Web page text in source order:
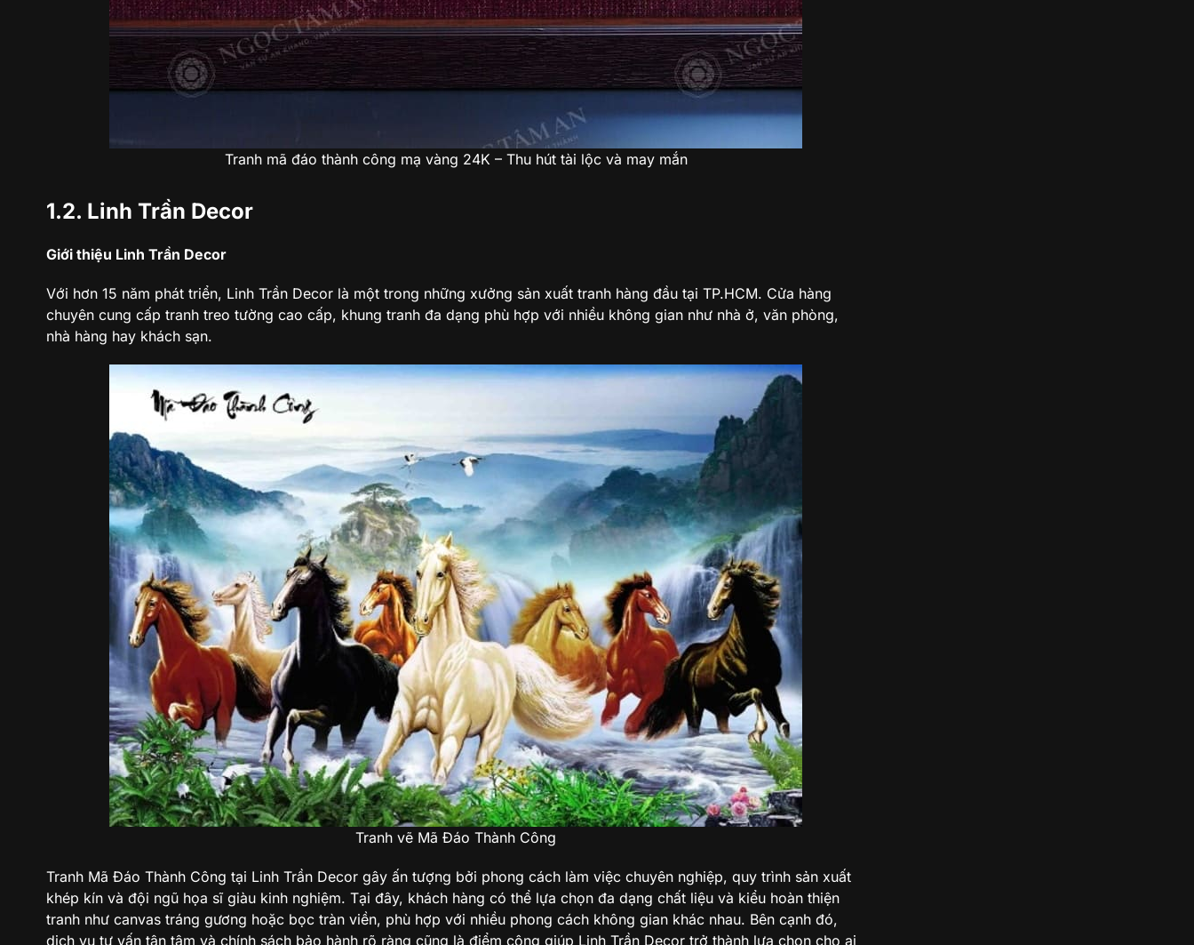
Tranh mã đáo thành công mạ vàng 24K – Thu hút tài lộc và may mắn
1.2. Linh Trần Decor
Giới thiệu Linh Trần Decor
Với hơn 15 năm phát triển, Linh Trần Decor là một trong những xưởng sản xuất tranh hàng đầu tại TP.HCM. Cửa hàng
chuyên cung cấp tranh treo tường cao cấp, khung tranh đa dạng phù hợp với nhiều không gian như nhà ở, văn phòng,
nhà hàng hay khách sạn.
Tranh vẽ Mã Đáo Thành Công
Tranh Mã Đáo Thành Công tại Linh Trần Decor gây ấn tượng bởi phong cách làm việc chuyên nghiệp, quy trình sản xuất
khép kín và đội ngũ họa sĩ giàu kinh nghiệm. Tại đây, khách hàng có thể lựa chọn đa dạng chất liệu và kiểu hoàn thiện
tranh như canvas tráng gương hoặc bọc tràn viền, phù hợp với nhiều phong cách không gian khác nhau. Bên cạnh đó,
dịch vụ tư vấn tận tâm và chính sách bảo hành rõ ràng cũng là điểm cộng giúp Linh Trần Decor trở thành lựa chọn cho ai